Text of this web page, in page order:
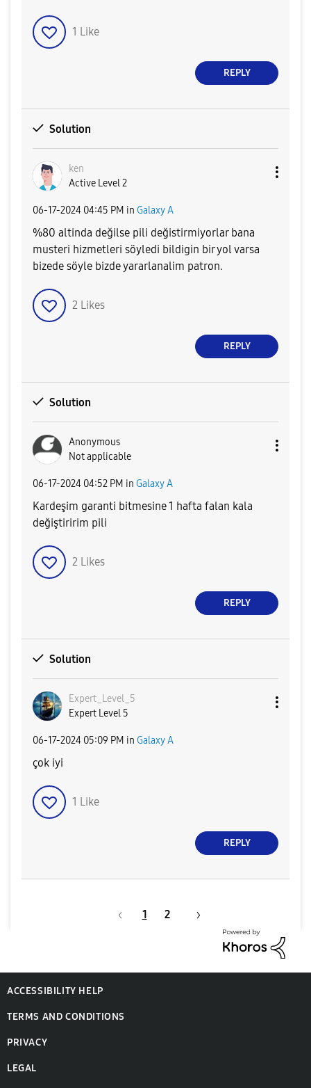
1 Like
REPLY
Solution
ken
Active Level 2
‎06-17-2024 04:45 PM in Galaxy A
%80 altinda değilse pili değistirmiyorlar bana
musteri hizmetleri söyledi bildigin bir yol varsa
bizede söyle bizde yararlanalim patron.
2 Likes
REPLY
Solution
Anonymous
Not applicable
‎06-17-2024 04:52 PM in Galaxy A
Kardeşim garanti bitmesine 1 hafta falan kala
değiştiririm pili
2 Likes
REPLY
Solution
Expert_Level_5
Expert Level 5
‎06-17-2024 05:09 PM in Galaxy A
çok iyi
1 Like
REPLY
1 2
ACCESSIBILITY HELP
TERMS AND CONDITIONS
PRIVACY
LEGAL